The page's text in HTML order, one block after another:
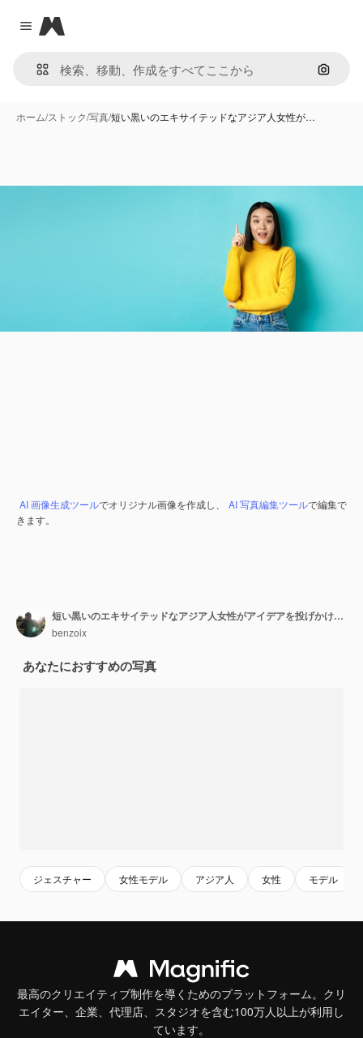
Close menu
Magnific
画像で
ホーム/ストック/写真/短い黒いのエキサイテッドなアジア人女性が…
AI 画像生成ツールでオリジナル画像を作成し、 AI 写真編集ツールで編集で
きます。
短い黒いのエキサイテッドなアジア人女性がアイデアを投げかけエウレカのジェスチャーとスミリーで指を上げています
benzoix
あなたにおすすめの写真
ジェスチャー 女性モデル アジア人 女性 モデル
最高のクリエイティブ制作を導くためのプラットフォーム。クリ
エイター、企業、代理店、スタジオを含む100万人以上が利用し
ています。